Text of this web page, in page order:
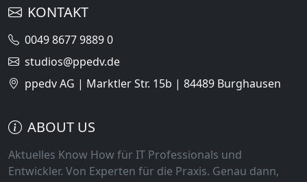
KONTAKT
0049 8677 9889 0
studios@ppedv.de
ppedv AG | Marktler Str. 15b | 84489 Burghausen
ABOUT US
Aktuelles Know How für IT Professionals und
Entwickler. Von Experten für die Praxis. Genau dann,